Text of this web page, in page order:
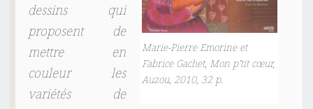
D
O
S
S
I
Marie-Pierre Emorine et
Fabrice Gachet, Mon p’tit cœur,
Auzou, 2010, 32 p.
dessins qui
proposent de
mettre en
couleur les
variétés de